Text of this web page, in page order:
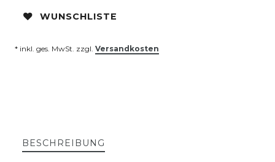
WUNSCHLISTE
* inkl. ges. MwSt. zzgl. Versandkosten
BESCHREIBUNG